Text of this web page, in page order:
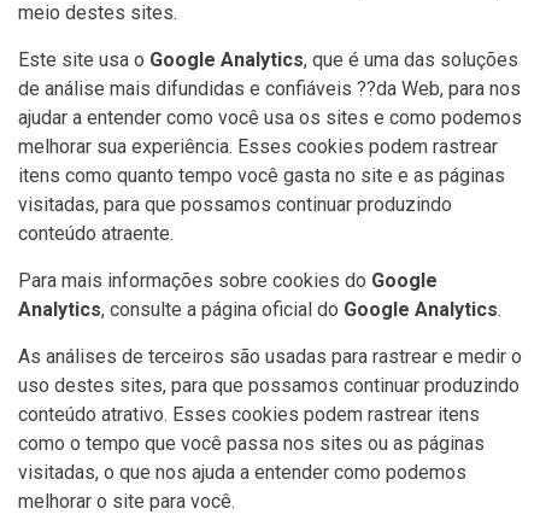
meio destes sites.
Este site usa o Google Analytics, que é uma das soluções
de análise mais difundidas e confiáveis ??da Web, para nos
ajudar a entender como você usa os sites e como podemos
melhorar sua experiência. Esses cookies podem rastrear
itens como quanto tempo você gasta no site e as páginas
visitadas, para que possamos continuar produzindo
conteúdo atraente.
Para mais informações sobre cookies do Google
Analytics, consulte a página oficial do Google Analytics.
As análises de terceiros são usadas para rastrear e medir o
uso destes sites, para que possamos continuar produzindo
conteúdo atrativo. Esses cookies podem rastrear itens
como o tempo que você passa nos sites ou as páginas
visitadas, o que nos ajuda a entender como podemos
melhorar o site para você.